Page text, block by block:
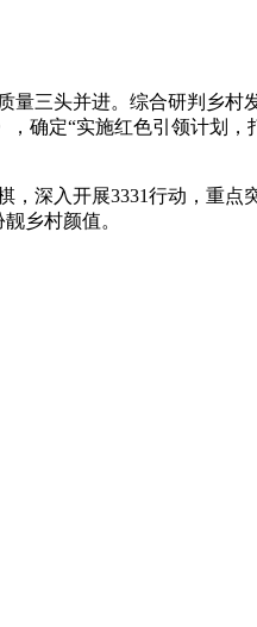
三头并进。综合研判乡村
确定“实施红色引领计划
入开展3331行动，重点
乡村颜值。